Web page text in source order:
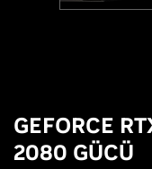
GEFORCE
2080 GÜCÜ